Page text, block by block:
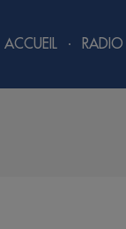
ACCUEIL RADIO